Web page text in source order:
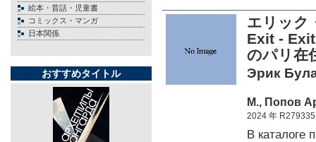
絵本・昔話・児童書
コミックス・マンガ
日本関係
おすすめタイトル
エリック
Exit -
のパリ在
Эрик
М., Попов
2024 年 R279335
В каталоге